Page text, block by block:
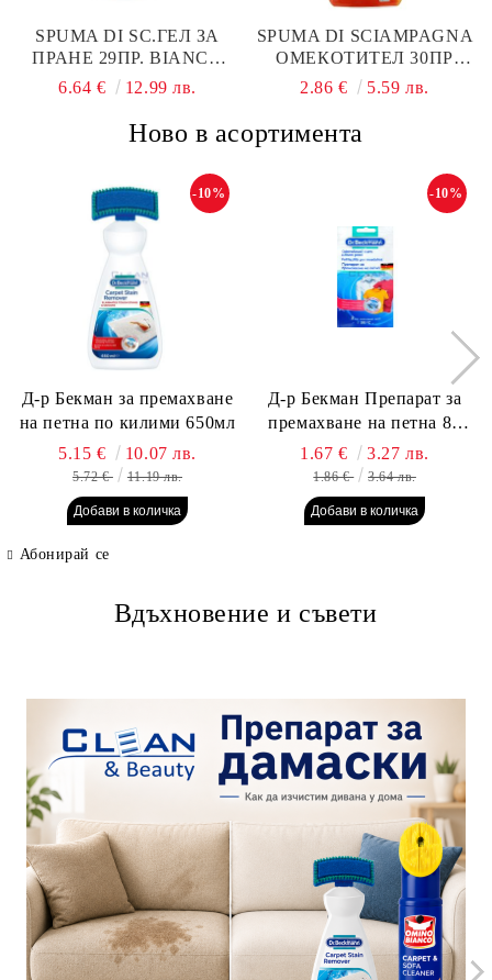
SPUMA DI SC.ГЕЛ ЗА
ПРАНЕ 29ПР. BIANCO
PURO УНИВЕРСАЛ
6.64 € 12.99 лв.
SPUMA DI SCIAMPAGNA
ОМЕКОТИТЕЛ 30ПР
600МЛ КОНЦ. SOFFIO
2.86 € 5.59 лв.
Ново в асортимента
Д-р Бекман за премахване
на петна по килими 650мл
-10%
5.15 € 10.07 лв.
5.72 € 11.19 лв.
Д-р Бекман Препарат за
премахване на петна 80
гр. Пауч
-10%
1.67 € 3.27 лв.
1.86 € 3.64 лв.
Абонирай се
Вдъхновение и съвети